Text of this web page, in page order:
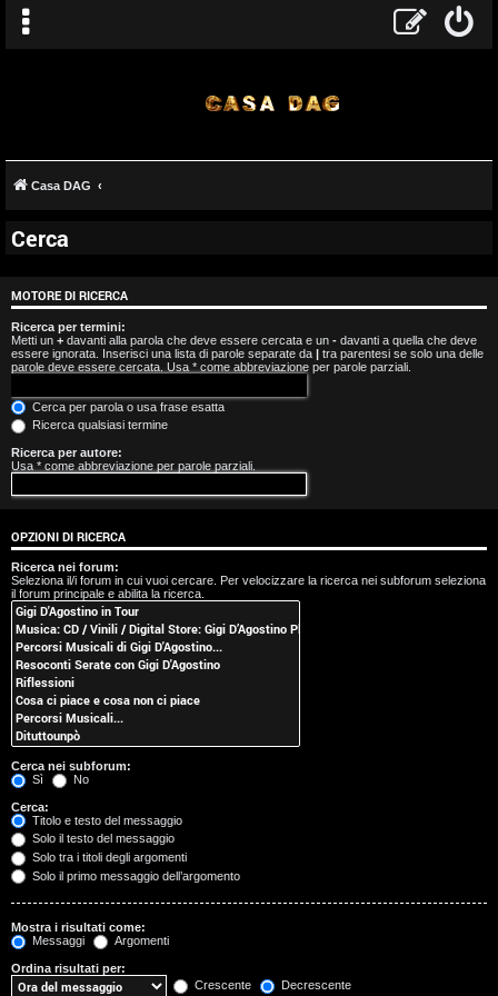
A
r
g
o
m
e
n
i
s
e
n
z
a
r
i
s
p
o
s
Casa DAG
Cerca
MOTORE DI RICERCA
Ricerca per termini:
Metti un + davanti alla parola che deve essere cercata e un - davanti a quella che deve
essere ignorata. Inserisci una lista di parole separate da | tra parentesi se solo una delle
parole deve essere cercata. Usa * come abbreviazione per parole parziali.
Cerca per parola o usa frase esatta
Ricerca qualsiasi termine
Ricerca per autore:
Usa * come abbreviazione per parole parziali.
OPZIONI DI RICERCA
Ricerca nei forum:
Seleziona il/i forum in cui vuoi cercare. Per velocizzare la ricerca nei subforum seleziona
il forum principale e abilita la ricerca.
Cerca nei subforum:
Sì
No
Cerca:
Titolo e testo del messaggio
Solo il testo del messaggio
Solo tra i titoli degli argomenti
Solo il primo messaggio dell’argomento
Mostra i risultati come:
Messaggi
Argomenti
Ordina risultati per:
Crescente
Decrescente